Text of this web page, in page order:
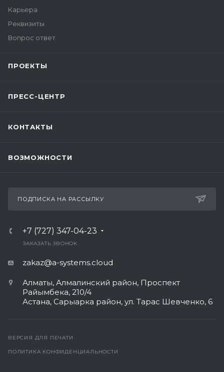
Карьера
Реквизиты
Вопрос ответ
ПРОЕКТЫ
ПРЕСС-ЦЕНТР
КОНТАКТЫ
ВОЗМОЖНОСТИ
ПОДПИСКА НА РАССЫЛКУ
+7 (727) 347-04-23
ЗАКАЗАТЬ ЗВОНОК
zakaz@a-systems.cloud
Алматы, ​Алмалинский район, Проспект
Райымбека, 210/4
Астана, Сарыарка район, ул. Тарас Шевченко, 6​
ВЕРСИЯ ДЛЯ ПЕЧАТИ
ПОЛИТИКА КОНФИДЕНЦИАЛЬНОСТИ